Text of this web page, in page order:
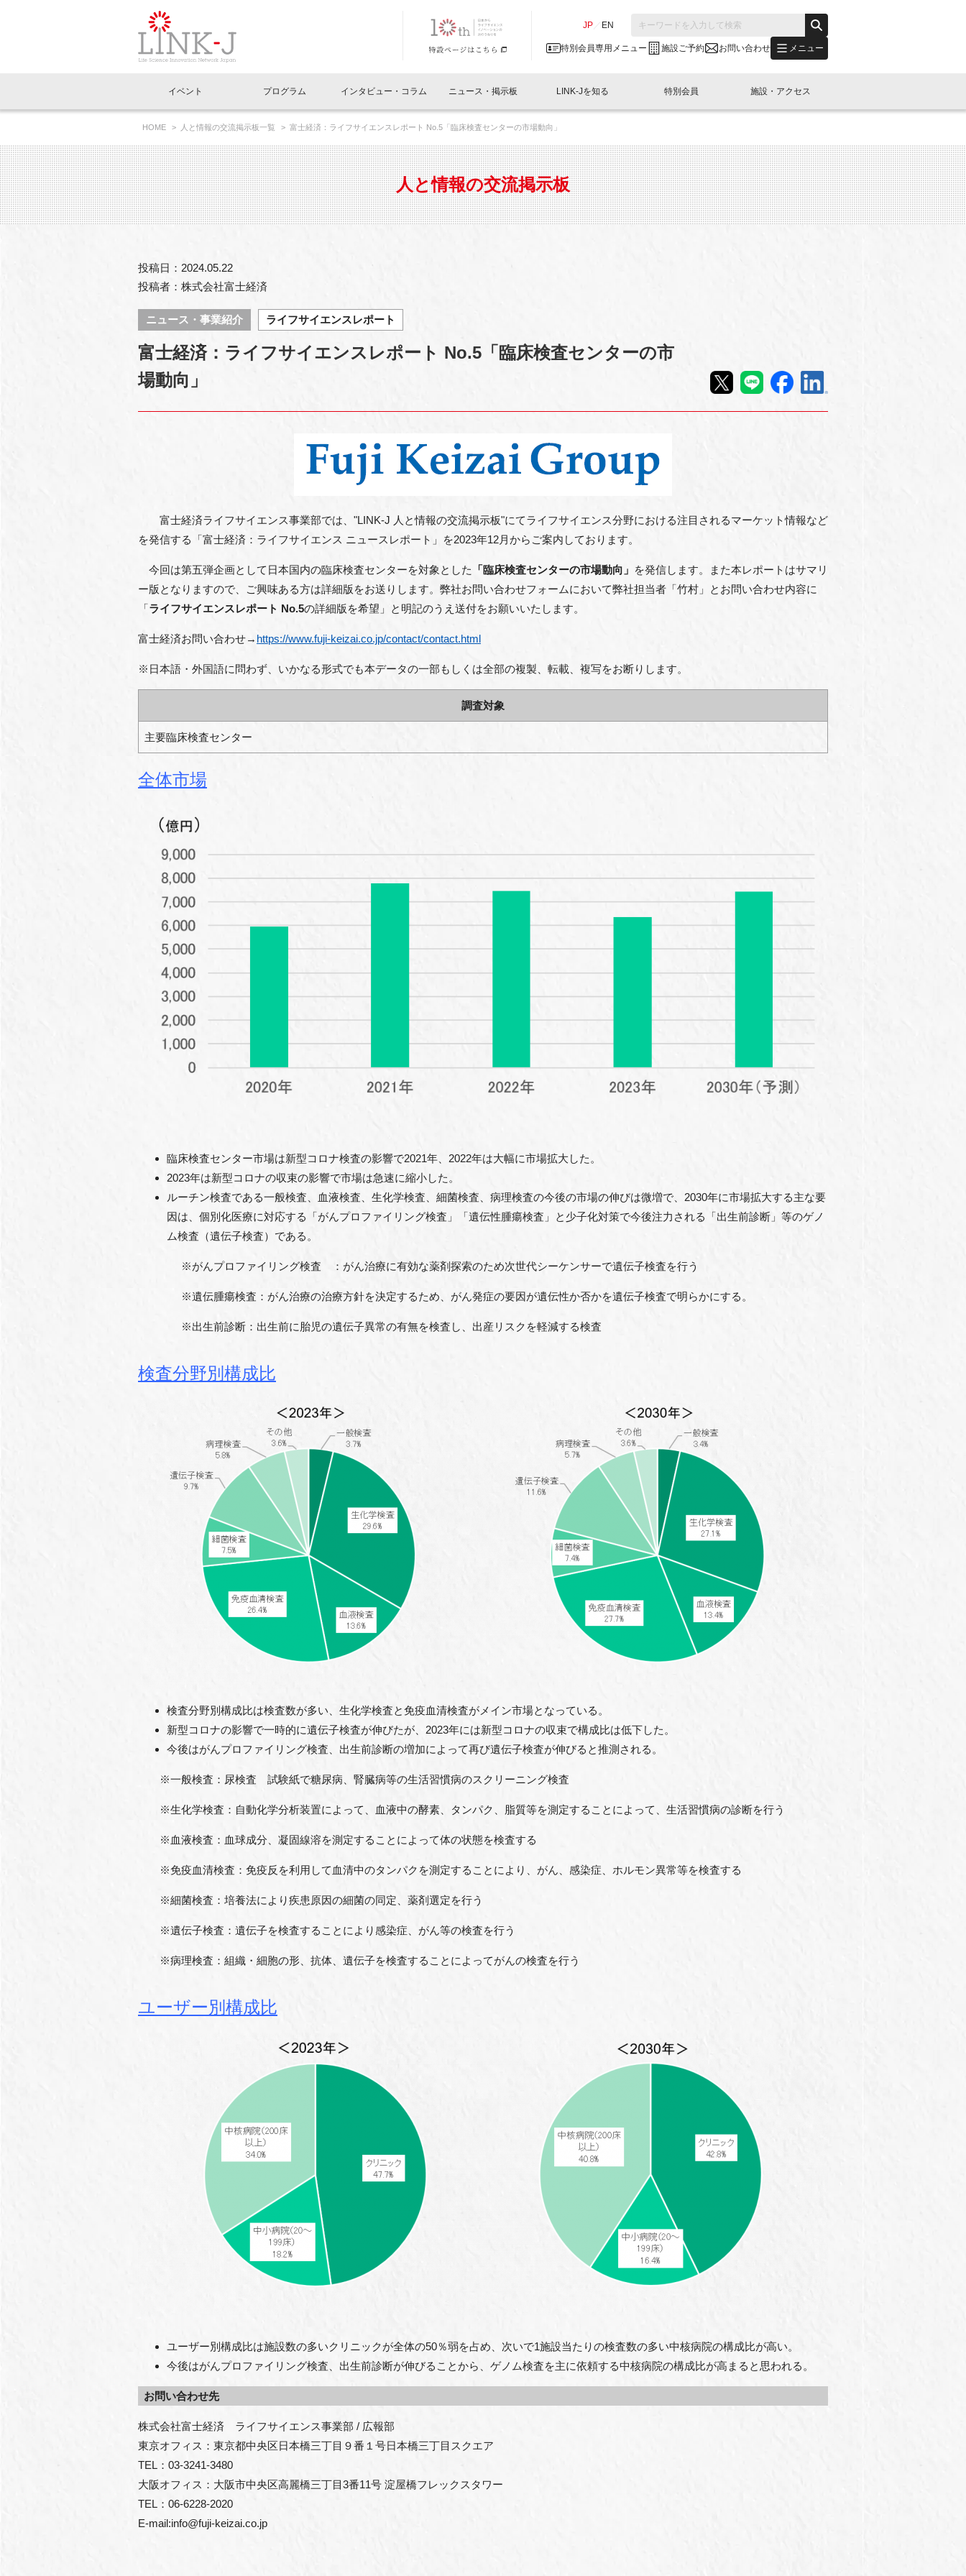
JP EN
特別会員専用メニュー 施設ご予約 お問い合わせ メニュー
イベントお知らせメール登録
閉じる
イベント
イベント一覧
LINK-J主催・共催 特別会員開催
LINK-J協賛・協力 出展・参加
イベントレポート一覧
LINK-J主催・共催 特別会員開催
LINK-J協賛・協力 出展・参加
プログラム
Out of Box相談室 What's "UNIKORN"？ What's "LINK-BioBAY TOKYO"？
インタビュー・コラム
インタビュー・コラム一覧
スペシャルインタビュー ベンチャーインタビュー 会報誌 (News Letter)
連載コラム サポーターコラム 日本橋コラム
ニュース・掲示板
ニュース一覧
トピック プレスリリース
メディア情報 海外関連
協賛・協力
人と情報の交流掲示板一覧
会員プレスリリース ニュース・事業紹介
募集 イベント
LINK-Jを知る
理事長挨拶 Why in Nihonbashi What’s LINK-J WEST
国内外連携 サポーター紹介 事業内容
組織概要 パンフレット GTB日本橋エリアについて
特別会員
特別会員一覧 特別会員について 入会申し込み
専用メニューはこちら
施設・アクセス
ラウンジ・会議室 オフィス・ラボ 施設ご予約
アクセス
HOME 人と情報の交流掲示板一覧 富士経済：ライフサイエンスレポート No.5「臨床検査センターの市場動向」
人と情報の交流掲示板
投稿日：2024.05.22
投稿者：株式会社富士経済
ニュース・事業紹介 ライフサイエンスレポート
富士経済：ライフサイエンスレポート No.5「臨床検査センターの市
場動向」
富士経済ライフサイエンス事業部では、"LINK-J 人と情報の交流掲示板"にてライフサイエンス分野における注目されるマーケット情報など
を発信する
「富士経済：ライフサイエンス ニュースレポート」を2023年12月からご案内しております。
今回は第五弾企画として日本国内の臨床検査センターを対象とした 「臨床検査センターの市場動向」 を発信します。また本レポートはサマリ
ー版となりますので、ご興味ある方は詳細版をお送りします。弊社お問い合わせフォームにおいて弊社担当者「竹村」とお問い合わせ内容に
「ライフサイエンスレポート No.5の詳細版を希望」と明記のうえ送付をお願いいたします。
富士経済お問い合わせ→ https://www.fuji-keizai.co.jp/contact/contact.html
※日本語・外国語に問わず、いかなる形式でも本データの一部もしくは全部の複製、転載、複写をお断りします。
調査対象
主要臨床検査センター
全体市場
臨床検査センター市場は新型コロナ検査の影響で2021年、2022年は大幅に市場拡大した。
2023年は新型コロナの収束の影響で市場は急速に縮小した。
ルーチン検査である一般検査、血液検査、生化学検査、細菌検査、病理検査の今後の市場の伸びは微増で、2030年に市場拡大する主な要
因は、個別化医療に対応する「がんプロファイリング検査」「遺伝性腫瘍検査」と少子化対策で今後注力される「出生前診断」等のゲノ
ム検査（遺伝子検査）である。
※がんプロファイリング検査 ：がん治療に有効な薬剤探索のため次世代シーケンサーで遺伝子検査を行う
※遺伝腫瘍検査：がん治療の治療方針を決定するため、がん発症の要因が遺伝性か否かを遺伝子検査で明らかにする。
※出生前診断：出生前に胎児の遺伝子異常の有無を検査し、出産リスクを軽減する検査
検査分野別構成比
検査分野別構成比は検査数が多い、生化学検査と免疫血清検査がメイン市場となっている。
新型コロナの影響で一時的に遺伝子検査が伸びたが、2023年には新型コロナの収束で構成比は低下した。
今後はがんプロファイリング検査、出生前診断の増加によって再び遺伝子検査が伸びると推測される。
※一般検査：尿検査 試験紙で糖尿病、腎臓病等の生活習慣病のスクリーニング検査
※生化学検査：自動化学分析装置によって、血液中の酵素、タンパク、脂質等を測定することによって、生活習慣病の診断を行う
※血液検査：血球成分、凝固線溶を測定することによって体の状態を検査する
※免疫血清検査：免疫反を利用して血清中のタンパクを測定することにより、がん、感染症、ホルモン異常等を検査する
※細菌検査：培養法により疾患原因の細菌の同定、薬剤選定を行う
※遺伝子検査：遺伝子を検査することにより感染症、がん等の検査を行う
※病理検査：組織・細胞の形、抗体、遺伝子を検査することによってがんの検査を行う
ユーザー別構成比
ユーザー別構成比は施設数の多いクリニックが全体の50％弱を占め、次いで1施設当たりの検査数の多い中核病院の構成比が高い。
今後はがんプロファイリング検査、出生前診断が伸びることから、ゲノム検査を主に依頼する中核病院の構成比が高まると思われる。
お問い合わせ先
株式会社富士経済　ライフサイエンス事業部 / 広報部
東京オフィス：東京都中央区日本橋三丁目９番１号日本橋三丁目スクエア
TEL：03-3241-3480
大阪オフィス：大阪市中央区高麗橋三丁目3番11号 淀屋橋フレックスタワー
TEL：06-6228-2020
E-mail:info@fuji-keizai.co.jp